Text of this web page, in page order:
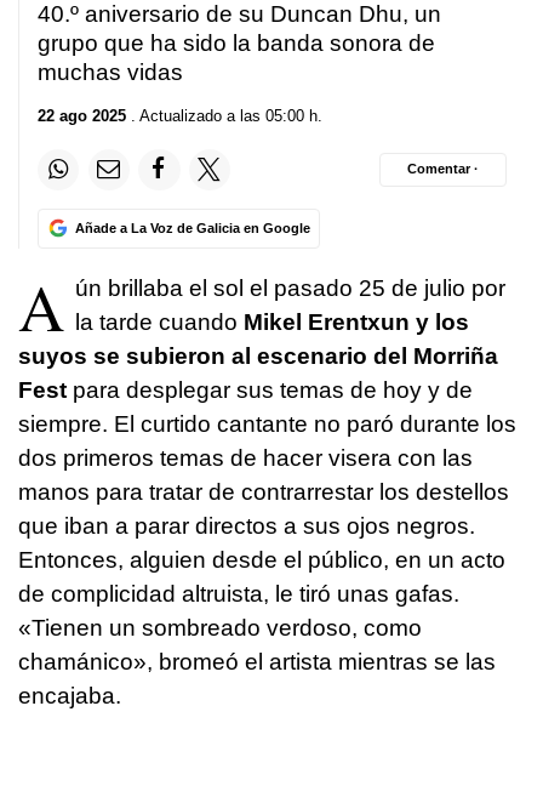
40.º aniversario de su Duncan Dhu, un
grupo que ha sido la banda sonora de
muchas vidas
22 ago 2025 . Actualizado a las 05:00 h.
Añade a La Voz de Galicia en Google
Comentar ·
A ún brillaba el sol el pasado 25 de julio por
la tarde cuando Mikel Erentxun y los
suyos se subieron al escenario del Morriña
Fest para desplegar sus temas de hoy y de
siempre. El curtido cantante no paró durante los
dos primeros temas de hacer visera con las
manos para tratar de contrarrestar los destellos
que iban a parar directos a sus ojos negros.
Entonces, alguien desde el público, en un acto
de complicidad altruista, le tiró unas gafas.
«Tienen un sombreado verdoso, como
chamánico», bromeó el artista mientras se las
encajaba.